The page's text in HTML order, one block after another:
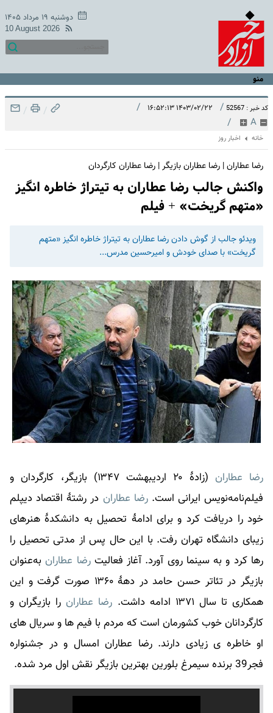
دوشنبه ۱۹ مرداد ۱۴۰۵
10 August 2026
منو
کد خبر : 52567 / ۱۴۰۳/۰۲/۲۲ ۱۶:۵۲:۱۳ /
A
/
/
/
خانه اخبار روز
رضا عطاران | رضا عطاران بازیگر | رضا عطاران کارگردان
واکنش جالب رضا عطاران به تیتراژ خاطره‌ انگیز
«متهم گریخت» + فیلم
ویدئو جالب از گوش دادن رضا عطاران به تیتراژ خاطره‌ انگیز «متهم
گریخت» با صدای خودش و امیرحسین مدرس...
رضا عطاران
(زادهٔ ۲۰ اردیبهشت ۱۳۴۷) بازیگر، کارگردان و
فیلم‌نامه‌نویس ایرانی است.رضا عطاران در رشتهٔ اقتصاد دیپلم
خود را دریافت کرد و برای ادامهٔ تحصیل به دانشکدهٔ هنرهای
زیبای دانشگاه تهران رفت. با این حال پس از مدتی تحصیل را
رها کرد و به سینما روی آورد. آغاز فعالیترضا عطارانبه‌عنوان
بازیگر در تئاتر حسن حامد در دههٔ ۱۳۶۰ صورت گرفت و این
همکاری تا سال ۱۳۷۱ ادامه داشت.
رضا عطارانرا بازیگران و
کارگردانان خوب کشورمان است که مردم با فیم ها و سریال های
او خاطره ی زیادی دارند.رضا عطاران امسال و در جشنواره
فجر39 برنده سیمرغ بلورین بهترین بازیگر نقش اول مرد شده.